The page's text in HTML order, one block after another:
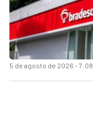
5 de agosto de 2026 - 7:08